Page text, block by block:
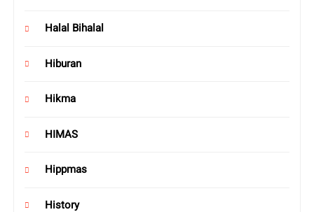
Halal Bihalal
Hiburan
Hikma
HIMAS
Hippmas
History